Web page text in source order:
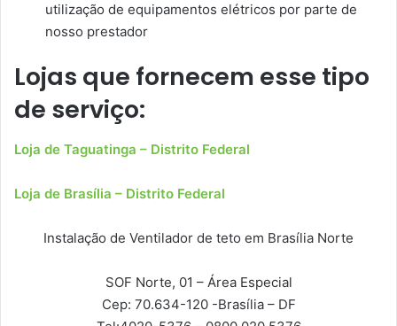
utilização de equipamentos elétricos por parte de
nosso prestador
Lojas que fornecem esse tipo
de serviço:
Loja de Taguatinga – Distrito Federal
Loja de Brasília – Distrito Federal
Instalação de Ventilador de teto em Brasília Norte
SOF Norte, 01 – Área Especial
Cep: 70.634-120 -Brasília – DF